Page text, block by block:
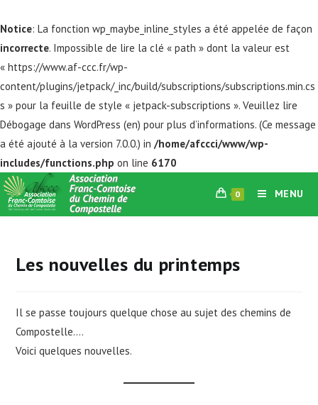
Notice: La fonction wp_maybe_inline_styles a été appelée de façon
incorrecte. Impossible de lire la clé « path » dont la valeur est
« https://www.af-ccc.fr/wp-
content/plugins/jetpack/_inc/build/subscriptions/subscriptions.min.cs
s » pour la feuille de style « jetpack-subscriptions ». Veuillez lire
Débogage dans WordPress (en) pour plus d’informations. (Ce message
a été ajouté à la version 7.0.0.) in /home/afccci/www/wp-
includes/functions.php on line 6170
Skip
to
content
0 MENU
Les nouvelles du printemps
Il se passe toujours quelque chose au sujet des chemins de
Compostelle….
Voici quelques nouvelles.